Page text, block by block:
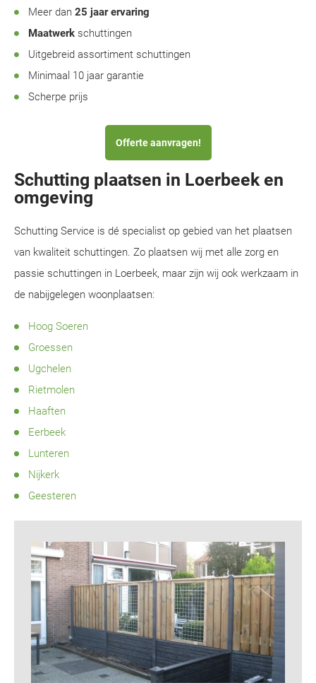
Meer dan 25 jaar ervaring
Maatwerk schuttingen
Uitgebreid assortiment schuttingen
Minimaal 10 jaar garantie
Scherpe prijs
Offerte aanvragen!
Schutting plaatsen in Loerbeek en
omgeving
Schutting Service is dé specialist op gebied van het plaatsen
van kwaliteit schuttingen. Zo plaatsen wij met alle zorg en
passie schuttingen in Loerbeek, maar zijn wij ook werkzaam in
de nabijgelegen woonplaatsen:
Hoog Soeren
Groessen
Ugchelen
Rietmolen
Haaften
Eerbeek
Lunteren
Nijkerk
Geesteren